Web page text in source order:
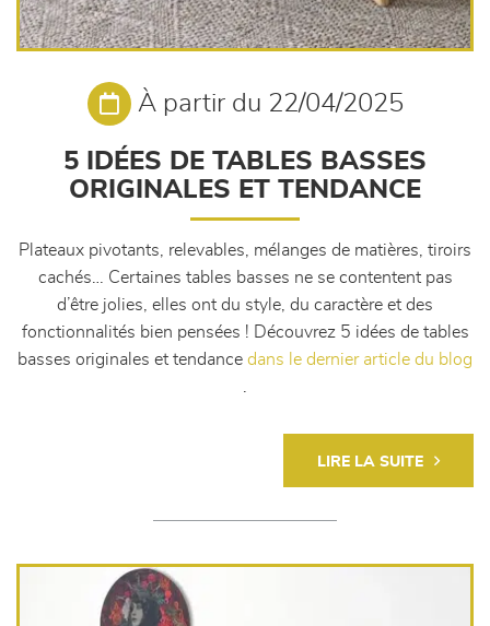
À partir du 22/04/2025
5 IDÉES DE TABLES BASSES
ORIGINALES ET TENDANCE
Plateaux pivotants, relevables, mélanges de matières, tiroirs
cachés… Certaines tables basses ne se contentent pas
d’être jolies, elles ont du style, du caractère et des
fonctionnalités bien pensées ! Découvrez 5 idées de tables
basses originales et tendance dans le dernier article du blog
LIRE LA SUITE